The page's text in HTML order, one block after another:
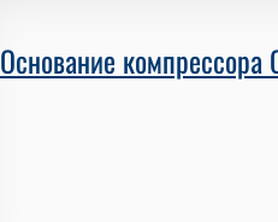
Основание